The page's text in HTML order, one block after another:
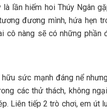
là lần hiếm hoi Thúy Ngân
đương mình, hứa hẹn
cô nàng sẽ có những phần
sức mạnh đáng nể
các thử thách, không
Liên tiếp 2 trò chơi, em út